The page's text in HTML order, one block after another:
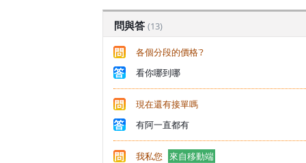
問與答 (13)
各個分段的價格˙?
看你哪到哪
現在還有接單嗎
有阿一直都有
我私您
來自移動端